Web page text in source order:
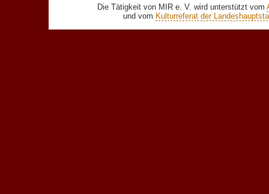
Die Tätigkeit von MIR e. V. wird unterstützt vom
und vom Kulturreferat der